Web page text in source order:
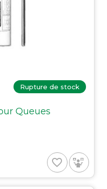
Rupture de stock
Queues
favorite_border